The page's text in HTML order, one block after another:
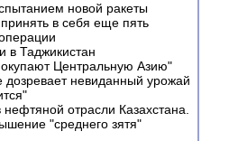
новой ракеты
в себя еще пять
в Таджикистан
Центральную Азию"
невиданный урожай
отрасли Казахстана.
"среднего зятя"